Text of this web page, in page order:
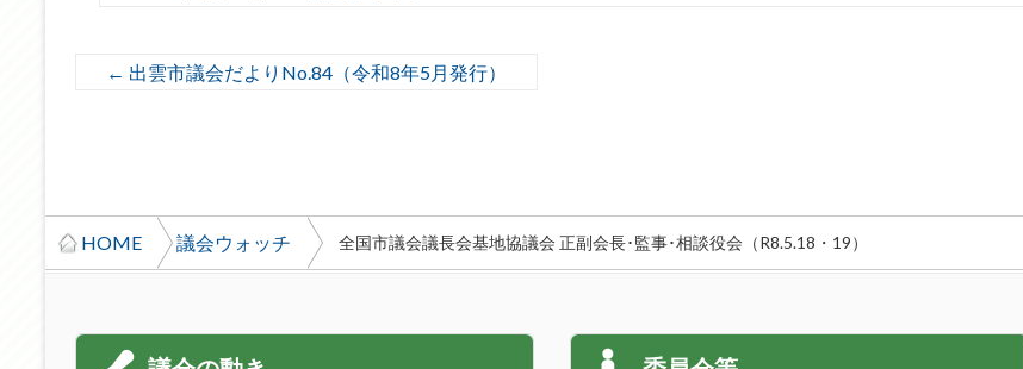
← 出雲市議会だよりNo.84（令和8年5月発行）
HOME 議会ウォッチ 全国市議会議長会基地協議会 正副会長･監事･相談役会（R8.5.18・19）